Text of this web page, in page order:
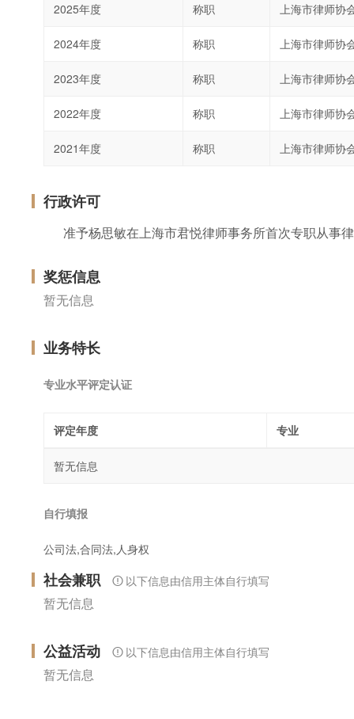
2025年度 称职 上海市律师协
2024年度 称职 上海市律师协
2023年度 称职 上海市律师协
2022年度 称职 上海市律师协
2021年度 称职 上海市律师协
行政许可
准予杨思敏在上海市君悦律师事务所首次专职从事
奖惩信息
暂无信息
业务特长
专业水平评定认证
评定年度 专业
暂无信息
自行填报
公司法,合同法,人身权
社会兼职 以下信息由信用主体自行填写
暂无信息
公益活动 以下信息由信用主体自行填写
暂无信息